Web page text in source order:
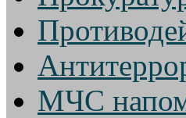
МЧС